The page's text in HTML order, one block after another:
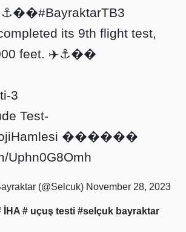
#BayraktarTB3
its 9th flight test,
feet. ✈️⚓️��
3
Test-
������
Uphn0G8Omh
(@Selcuk) November 28, 2023
İHA # uçuş testi #selçuk bayraktar